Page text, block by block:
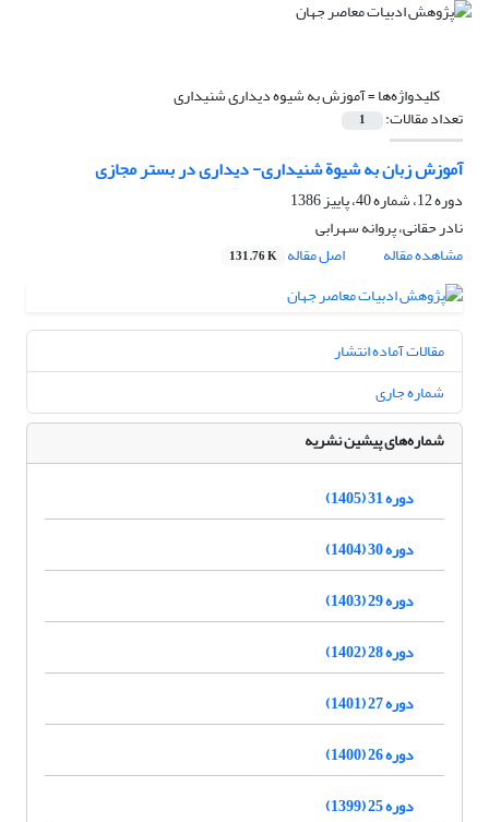
کلیدواژه‌ها =آموزش به شیوه دیداری شنیداری
تعداد مقالات: 1
آموزش زبان به شیوة شنیداری- دیداری در بستر مجازی
دوره 12، شماره 40، پاییز 1386
نادر حقانی، پروانه سهرابی
مشاهده مقاله
اصل مقاله 131.76 K
مقالات آماده انتشار
شماره جاری
شماره‌های پیشین نشریه
دوره 31 (1405)
دوره 30 (1404)
دوره 29 (1403)
دوره 28 (1402)
دوره 27 (1401)
دوره 26 (1400)
دوره 25 (1399)